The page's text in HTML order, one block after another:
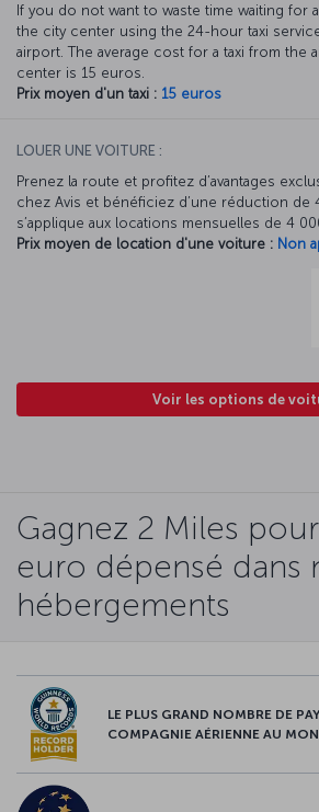
If you do not want to waste time waiting for
the city center using the 24-hour taxi
airport. The average cost for a taxi from the
center is 15 euros.
Prix moyen d'un taxi : 15 euros
LOUER UNE VOITURE :
Prenez la route et profitez d’avantages
chez Avis et bénéficiez d’une réduction de
s’applique aux locations mensuelles de 4
Prix moyen de location d'une voiture : Non
Voir les options de
Gagnez 2 Miles
euro dépensé dans
hébergements
LE PLUS GRAND NOMBRE DE
COMPAGNIE AÉRIENNE AU